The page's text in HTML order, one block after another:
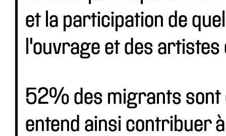
et la participation de
l'ouvrage et des
52% des migrants sont
entend ainsi contribuer